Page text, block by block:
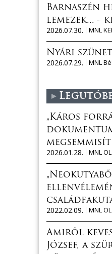
Barnaszén
lemezek... -
2026.07.30.
MNL
Nyári szünet
2026.07.29.
MNL
„Káros
2026.01.28.
MNL OL
2022.02.09.
MNL OL
Amiről
József, a